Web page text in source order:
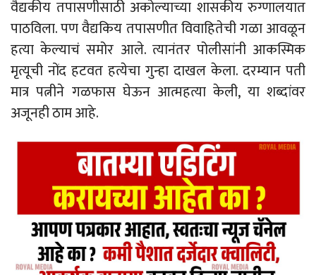
वैद्यकीय तपासणीसाठी अकोल्याच्या शासकीय रुग्णालयात
पाठविला. पण वैद्यकिय तपासणीत विवाहितेची गळा आवळून
हत्या केल्याचं समोर आले. त्यानंतर पोलीसांनी आकस्मिक
मृत्यूची नोंद हटवत हत्येचा गुन्हा दाखल केला. दरम्यान पती
मात्र पत्नीने गळफास घेऊन आत्महत्या केली, या शब्दांवर
अजूनही ठाम आहे.